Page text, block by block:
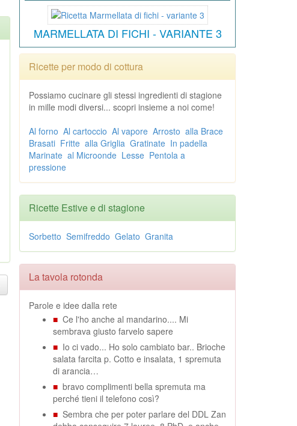
MARMELLATA DI FICHI - VARIANTE 3
Ricette per modo di cottura
Possiamo cucinare gli stessi ingredienti di stagione
in mille modi diversi... scopri insieme a noi come!
Al forno Al cartoccio Al vapore Arrosto alla Brace
Brasati Fritte alla Griglia Gratinate In padella
Marinate al Microonde Lesse Pentola a
pressione
Ricette Estive e di stagione
Sorbetto Semifreddo Gelato Granita
La tavola rotonda
Parole e idee dalla rete
■ Ce l'ho anche al mandarino.... Mi
sembrava giusto farvelo sapere
■ Io ci vado... Ho solo cambiato bar.. Brioche
salata farcita p. Cotto e insalata, 1 spremuta
di arancia…
■ bravo complimenti bella spremuta ma
perché tieni il telefono così?
■ Sembra che per poter parlare del DDL Zan